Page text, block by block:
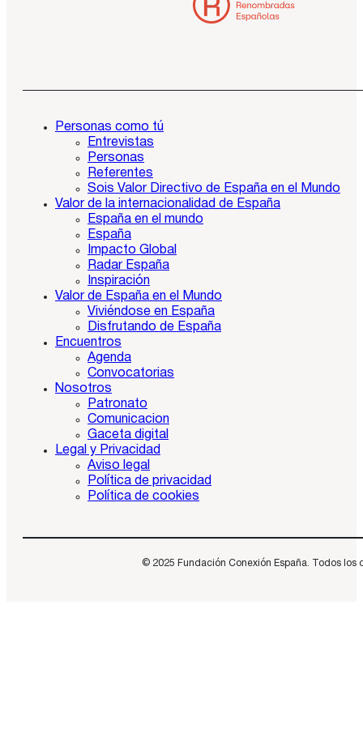
Personas como tú
Entrevistas
Personas
Referentes
Sois Valor Directivo de España en el Mundo
Valor de la internacionalidad de España
España en el mundo
España
Impacto Global
Radar España
Inspiración
Valor de España en el Mundo
Viviéndose en España
Disfrutando de España
Encuentros
Agenda
Convocatorias
Nosotros
Patronato
Comunicacion
Gaceta digital
Legal y Privacidad
Aviso legal
Política de privacidad
Política de cookies
© 2025 Fundación Conexión España. Todos los